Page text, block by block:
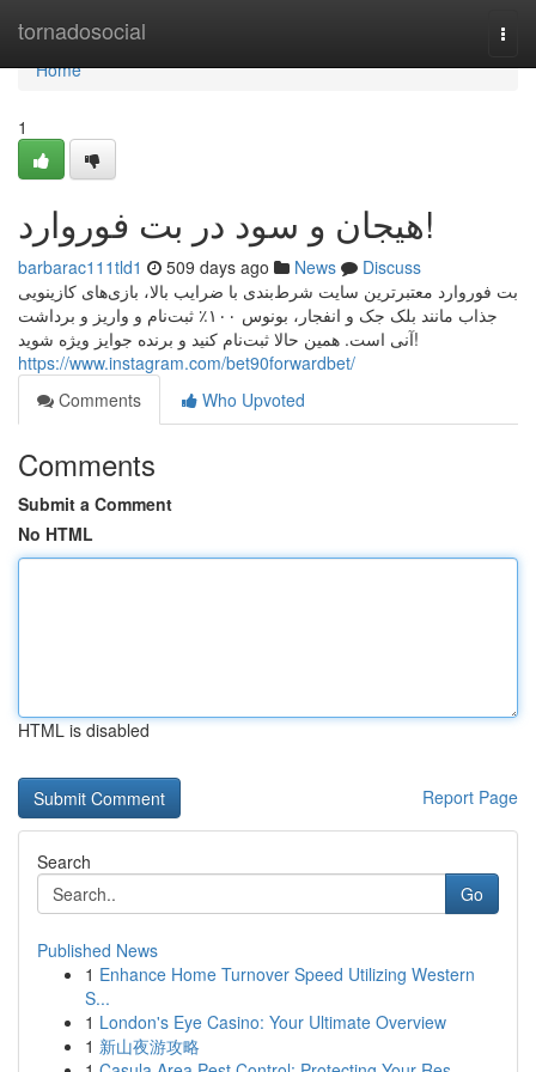
tornadosocial
Home
Home
1
هیجان و سود در بت فوروارد!
barbarac111tld1 509 days ago News
Discuss
بت فوروارد معتبرترین سایت شرط‌بندی با ضرایب بالا، بازی‌های کازینویی
جذاب مانند بلک جک و انفجار، بونوس ۱۰۰٪ ثبت‌نام و واریز و برداشت
آنی است. همین حالا ثبت‌نام کنید و برنده جوایز ویژه شوید!
https://www.instagram.com/bet90forwardbet/
Comments
Who Upvoted
Comments
Submit a Comment
No HTML
HTML is disabled
Report Page
Search
Go
Published News
1 Enhance Home Turnover Speed Utilizing Western
S...
1 London's Eye Casino: Your Ultimate Overview
1 新山夜游攻略